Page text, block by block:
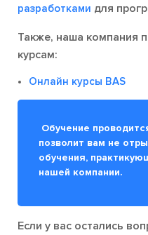
разработками для
Также, наша компания
курсам:
Онлайн курсы BAS
Обучение
позволит вам не
обучения,
нашей компании.
Если у вас остались